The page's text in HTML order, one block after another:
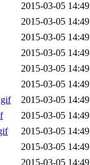
2015-03-05 14:49
2015-03-05 14:49
2015-03-05 14:49
2015-03-05 14:49
2015-03-05 14:49
2015-03-05 14:49
2015-03-05 14:49
2015-03-05 14:49
2015-03-05 14:49
2015-03-05 14:49
2015-03-05 14:49